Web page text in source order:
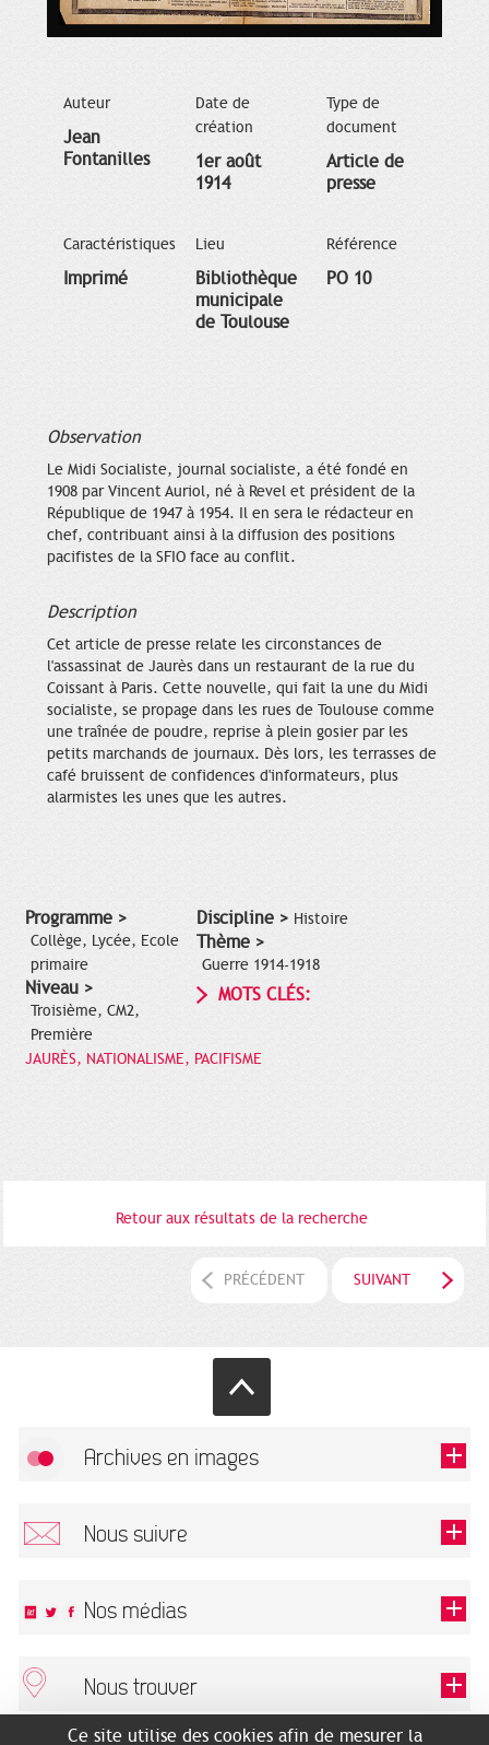
Auteur
Jean
Fontanilles
Date de
création
1er août
1914
Type de
document
Article de
presse
Caractéristiques
Imprimé
Lieu
Bibliothèque
municipale
de Toulouse
Référence
PO 10
Observation
Le Midi Socialiste, journal socialiste, a été fondé en
1908 par Vincent Auriol, né à Revel et président de la
République de 1947 à 1954. Il en sera le rédacteur en
chef, contribuant ainsi à la diffusion des positions
pacifistes de la SFIO face au conflit.
Description
Cet article de presse relate les circonstances de
l'assassinat de Jaurès dans un restaurant de la rue du
Coissant à Paris. Cette nouvelle, qui fait la une du Midi
socialiste, se propage dans les rues de Toulouse comme
une traînée de poudre, reprise à plein gosier par les
petits marchands de journaux. Dès lors, les terrasses de
café bruissent de confidences d'informateurs, plus
alarmistes les unes que les autres.
Programme >
Collège, Lycée, Ecole
primaire
Niveau >
Troisième, CM2,
Première
Discipline > Histoire
Thème >
Guerre 1914-1918
MOTS CLÉS:
JAURÈS, NATIONALISME, PACIFISME
Retour aux résultats de la recherche
PRÉCÉDENT SUIVANT
Archives en images
Nous suivre
Ce champ est exigé.
Nos médias
Nous trouver
ARCHIVES MUNICIPALES
Ce site utilise des cookies afin de mesurer la